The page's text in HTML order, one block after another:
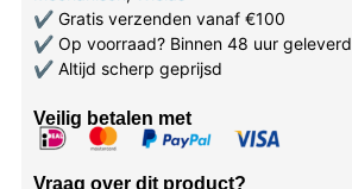
✔Gratis verzenden vanaf €100
✔Op voorraad? Binnen 48 uur geleverd
✔Altijd scherp geprijsd
Veilig betalen met
Vraag over dit product?